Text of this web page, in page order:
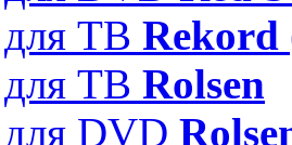
ТВ Rekord
ТВ Rolsen
DVD